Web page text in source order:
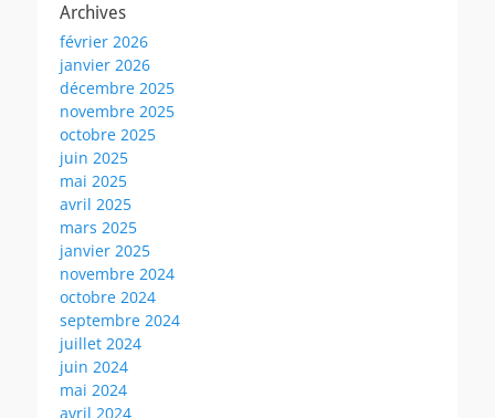
Archives
février 2026
janvier 2026
décembre 2025
novembre 2025
octobre 2025
juin 2025
mai 2025
avril 2025
mars 2025
janvier 2025
novembre 2024
octobre 2024
septembre 2024
juillet 2024
juin 2024
mai 2024
avril 2024